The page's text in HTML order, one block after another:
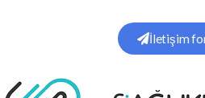
İletişim